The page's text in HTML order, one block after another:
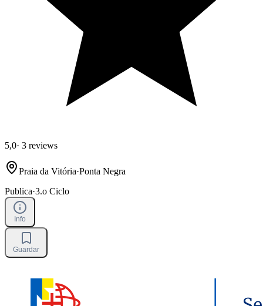
5,0· 3 reviews
Praia da Vitória·Ponta Negra
Publica·3.o Ciclo
Info
Guardar